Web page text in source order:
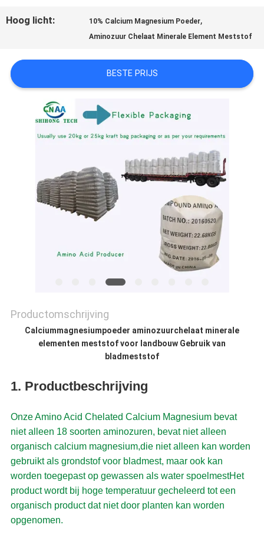
SITEMAP
PRIVACYBELEID
Hoog licht: 10% Calcium Magnesium Poeder,
Aminozuur Chelaat Minerale Element Meststof
BESTE PRIJS
Productomschrijving
Calciummagnesiumpoeder aminozuurchelaat minerale
elementen meststof voor landbouw Gebruik van
bladmeststof
1. Productbeschrijving
Onze Amino Acid Chelated Calcium Magnesium bevat
niet alleen 18 soorten aminozuren, bevat niet alleen
organisch calcium magnesium,die niet alleen kan worden
gebruikt als grondstof voor bladmest, maar ook kan
worden toegepast op gewassen als water spoelmestHet
product wordt bij hoge temperatuur gecheleerd tot een
organisch product dat niet door planten kan worden
opgenomen.